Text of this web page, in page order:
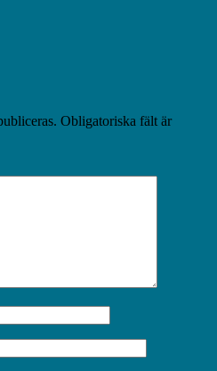
Obligatoriska fält är